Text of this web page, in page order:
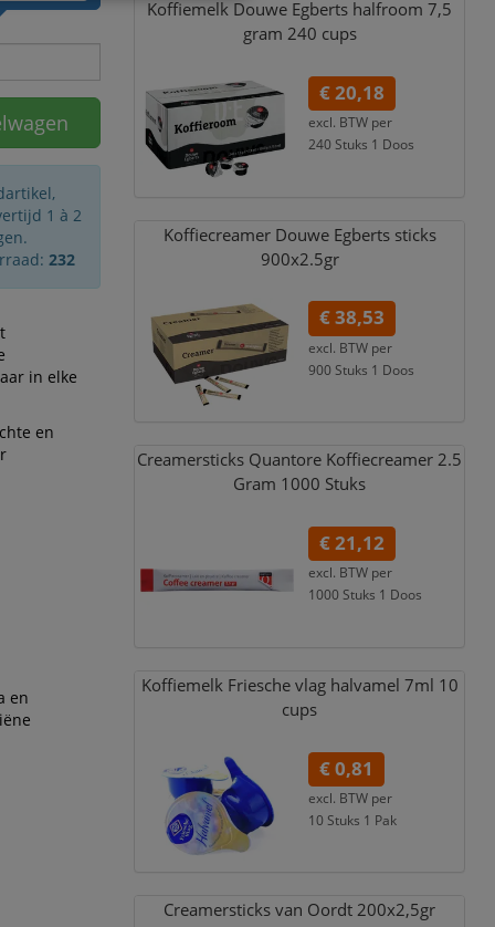
1 à 2
232
in elke
en
en
Koffiemelk Douwe Egberts halfroom 7,5
gram 240 cups
€ 20,18
excl. BTW per
240 Stuks 1 Doos
Koffiecreamer Douwe Egberts sticks
900x2.5gr
€ 38,53
excl. BTW per
900 Stuks 1 Doos
Creamersticks Quantore Koffiecreamer 2.5
Gram 1000 Stuks
€ 21,12
excl. BTW per
1000 Stuks 1 Doos
Koffiemelk Friesche vlag halvamel 7ml 10
cups
€ 0,81
excl. BTW per
10 Stuks 1 Pak
Creamersticks van Oordt 200x2,5gr